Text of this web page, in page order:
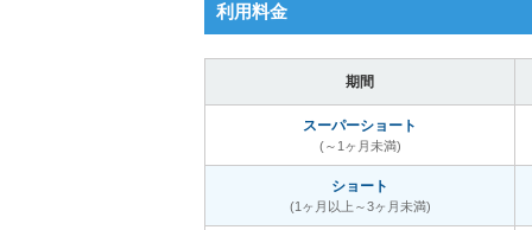
利用料金
期間
スーパーショート
(～1ヶ月未満)
ショート
(1ヶ月以上～3ヶ月未満)